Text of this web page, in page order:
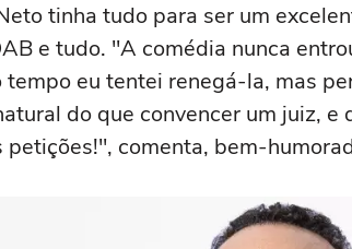
tinha tudo para ser um
e tudo. "A comédia nunca
eu tentei renegá-la, mas
do que convencer um juiz, e
comenta, bem-